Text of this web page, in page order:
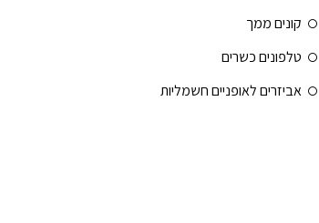
קונים ממך
טלפונים כשרים
אביזרים לאופניים חשמליות